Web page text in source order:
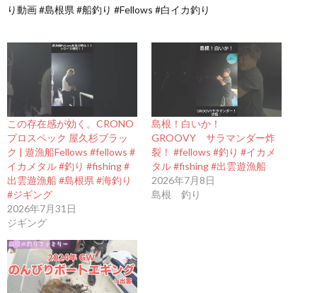
り動画 #島根県 #船釣り #Fellows #白イカ釣り
この存在感が効く。CRONO
プロスペック 屋久杉ブラッ
ク | 遊漁船Fellows #fellows #
イカメタル #釣り #fishing #
出雲遊漁船 #島根県 #海釣り
#ジギング
2026年7月31日
ジギング
島根！白いか！
GROOVY サラマンダー炸
裂！ #fellows #釣り #イカメ
タル #fishing #出雲遊漁船
2026年7月8日
島根 釣り